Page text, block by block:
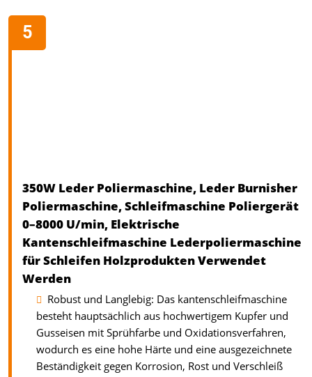
350W Leder Poliermaschine, Leder Burnisher
Poliermaschine, Schleifmaschine Poliergerät
0–8000 U/min, Elektrische
Kantenschleifmaschine Lederpoliermaschine
für Schleifen Holzprodukten Verwendet
Werden
Robust und Langlebig: Das kantenschleifmaschine
besteht hauptsächlich aus hochwertigem Kupfer und
Gusseisen mit Sprühfarbe und Oxidationsverfahren,
wodurch es eine hohe Härte und eine ausgezeichnete
Beständigkeit gegen Korrosion, Rost und Verschleiß